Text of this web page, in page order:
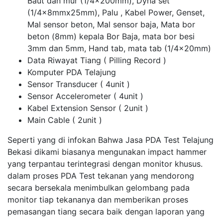
(1/4x8mmx25mm), Palu , Kabel Power, Genset,
Mal sensor beton, Mal sensor baja, Mata bor
beton (8mm) kepala Bor Baja, mata bor besi
3mm dan 5mm, Hand tab, mata tab (1/4x20mm)
Data Riwayat Tiang ( Pilling Record )
Komputer PDA Telajung
Sensor Transducer ( 4unit )
Sensor Accelerometer ( 4unit )
Kabel Extension Sensor ( 2unit )
Main Cable ( 2unit )
Seperti yang di infokan Bahwa Jasa PDA Test Telajung
Bekasi dikami biasanya mengunakan impact hammer
yang terpantau terintegrasi dengan monitor khusus.
dalam proses PDA Test tekanan yang mendorong
secara bersekala menimbulkan gelombang pada
monitor tiap tekananya dan memberikan proses
pemasangan tiang secara baik dengan laporan yang